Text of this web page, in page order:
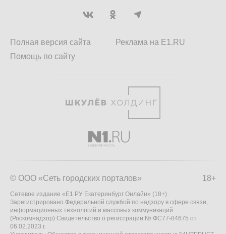
Полная версия сайта
Помощь по сайту
Реклама на E1.RU
18+
© ООО «Сеть городских порталов»
Сетевое издание «Е1.РУ Екатеринбург Онлайн» (18+)
Зарегистрировано Федеральной службой по надзору в сфере связи,
информационных технологий и массовых коммуникаций
(Роскомнадзор) Свидетельство о регистрации № ФС77-84675 от
06.02.2023 г.